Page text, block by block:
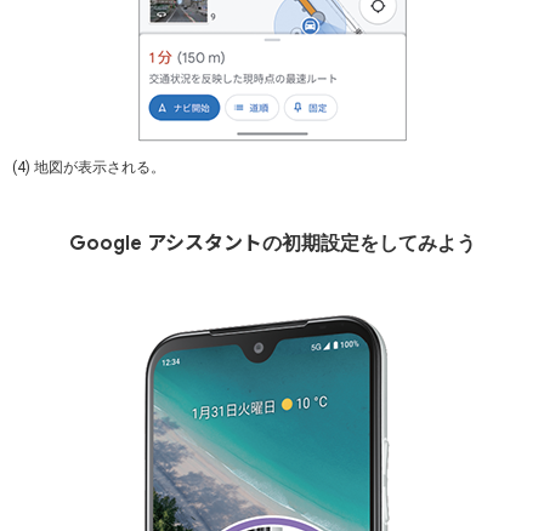
(4) 地図が表示される。
Google アシスタントの初期設定をしてみよう